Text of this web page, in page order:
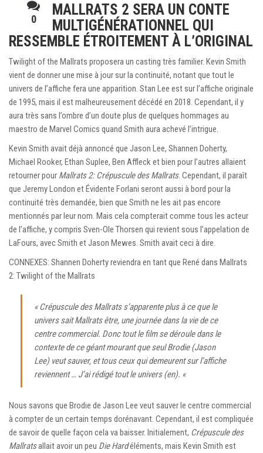
0
MALLRATS 2 SERA UN CONTE
MULTIGÉNÉRATIONNEL QUI
RESSEMBLE ÉTROITEMENT À L’ORIGINAL
Twilight of the Mallrats proposera un casting très familier. Kevin Smith
vient de donner une mise à jour sur la continuité, notant que tout le
univers de l’affiche fera une apparition. Stan Lee est sur l’affiche originale
de 1995, mais il est malheureusement décédé en 2018. Cependant, il y
aura très sans l’ombre d’un doute plus de quelques hommages au
maestro de Marvel Comics quand Smith aura achevé l’intrigue.
Kevin Smith avait déjà annoncé que Jason Lee, Shannen Doherty,
Michael Rooker, Ethan Suplee, Ben Affleck et bien pour l’autres allaient
retourner pour Mallrats 2: Crépuscule des Mallrats. Cependant, il paraît
que Jeremy London et Évidente Forlani seront aussi à bord pour la
continuité très demandée, bien que Smith ne les ait pas encore
mentionnés par leur nom. Mais cela compterait comme tous les acteur
de l’affiche, y compris Sven-Ole Thorsen qui revient sous l’appelation de
LaFours, avec Smith et Jason Mewes. Smith avait ceci à dire.
CONNEXES: Shannen Doherty reviendra en tant que René dans Mallrats
2: Twilight of the Mallrats
«Crépuscule des Mallratss’apparente plus à ce que le
univers saitMallratsêtre, une journée dans la vie de ce
centre commercial. Donc tout le film se déroule dans le
contexte de ce géant mourant que seul Brodie (Jason
Lee) veut sauver, et tous ceux qui demeurent sur l’affiche
reviennent … J’ai rédigé tout le univers (en). «
Nous savons que Brodie de Jason Lee veut sauver le centre commercial
à compter de un certain temps dorénavant. Cependant, il est compliquée
de savoir de quelle façon cela va baisser. Initialement, Crépuscule des
Mallratsallait avoir un peu Die Hardéléments, mais Kevin Smith est